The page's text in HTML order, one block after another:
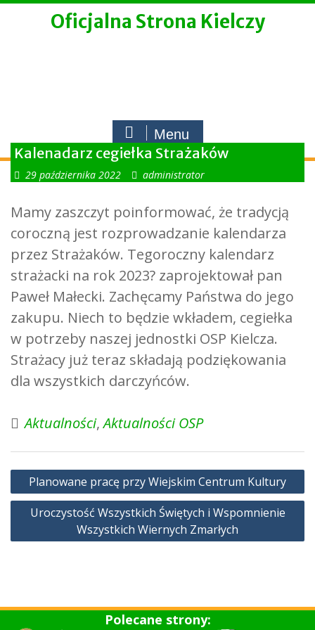
Skip
Oficjalna Strona Kielczy
Menu
Kalenadarz cegiełka Strażaków
29 października 2022 administrator
Mamy zaszczyt poinformować, że tradycją
coroczną jest rozprowadzanie kalendarza
przez Strażaków. Tegoroczny kalendarz
strażacki na rok 2023? zaprojektował pan
Paweł Małecki. Zachęcamy Państwa do jego
zakupu. Niech to będzie wkładem, cegiełka
w potrzeby naszej jednostki OSP Kielcza.
Strażacy już teraz składają podziękowania
dla wszystkich darczyńców.
Aktualności,Aktualności OSP
Nawigacja
wpisu
Planowane pracę przy Wiejskim Centrum Kultury
Uroczystość Wszystkich Świętych i Wspomnienie
Wszystkich Wiernych Zmarłych
Polecane strony: